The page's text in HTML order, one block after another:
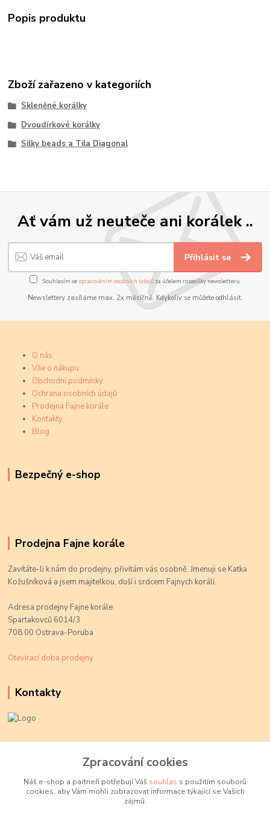
Popis produktu
Zboží zařazeno v kategoriích
Skleněné korálky
Dvoudírkové korálky
Silky beads a Tila Diagonal
Ať vám už neuteče ani korálek ..
Přihlásit se
Souhlasím se zpracováním osobních údajůza účelem rozesílky newsletteru.
Newslettery zasíláme max. 2x měsíčně. Kdykoliv se můžete odhlásit.
O nás
Vše o nákupu
Obchodní podmínky
Ochrana osobních údajů
Prodejna Fajne korále
Kontakty
Blog
Bezpečný e-shop
Prodejna Fajne korále
Zavítáte-li k nám do prodejny, přivítám vás osobně. Jmenuji se Katka
Kožušníková a jsem majitelkou, duší i srdcem Fajnych korálí.
Adresa prodejny Fajne korále:
Spartakovců 6014/3
708 00 Ostrava-Poruba
Otevírací doba prodejny
Kontakty
+420 774 719 784
info@fajnekorale.cz
Zpracování cookies
Náš e-shop a partneři potřebují Váš souhlas s použitím souborů
cookies, aby Vám mohli zobrazovat informace týkající se Vašich
zájmů.